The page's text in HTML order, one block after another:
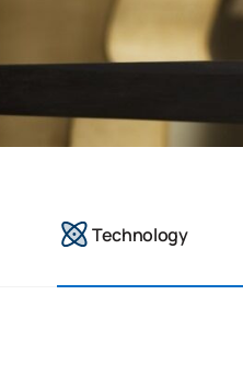
Technology